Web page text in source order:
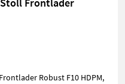
Stoll Frontlader
Robust F10 HDPM,